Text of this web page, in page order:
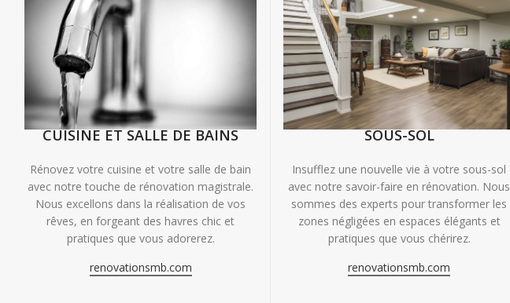
CUISINE ET SALLE DE BAINS
Rénovez votre cuisine et votre salle de bain
avec notre touche de rénovation magistrale.
Nous excellons dans la réalisation de vos
rêves, en forgeant des havres chic et
pratiques que vous adorerez.
renovationsmb.com
SOUS-SOL
Insufflez une nouvelle vie à votre sous-sol
avec notre savoir-faire en rénovation. Nous
sommes des experts pour transformer les
zones négligées en espaces élégants et
pratiques que vous chérirez.
renovationsmb.com